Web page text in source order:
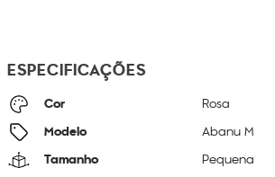
ESPECIFICAÇÕES
Cor Rosa
Modelo Abanu M
Tamanho Pequena